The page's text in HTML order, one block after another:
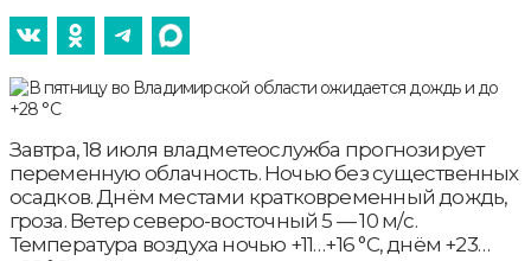
Завтра, 18 июля владметеослужба прогнозирует
переменную облачность. Ночью без существенных
осадков. Днём местами кратковременный дождь,
гроза. Ветер северо-восточный 5 — 10 м/с.
Температура воздуха ночью +11…+16 °С, днём +23…